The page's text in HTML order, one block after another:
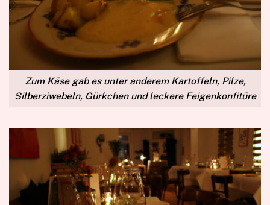
Zum Käse gab es unter anderem Kartoffeln, Pilze,
Silberziwebeln, Gürkchen und leckere Feigenkonfitüre